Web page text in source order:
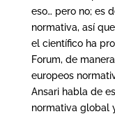
eso… pero no; es
normativa, así
el científico ha
Forum, de
europeos
Ansari habla de
normativa global